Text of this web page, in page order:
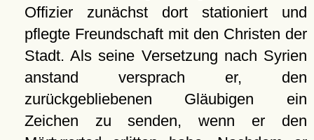
Offizier zunächst dort stationiert und
pflegte Freundschaft mit den Christen der
Stadt. Als seine Versetzung nach Syrien
anstand versprach er, den
zurückgebliebenen Gläubigen ein
Zeichen zu senden, wenn er den